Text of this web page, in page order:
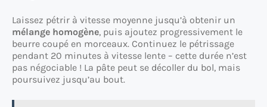
Laissez pétrir à vitesse moyenne jusqu’à obtenir un
mélange homogène, puis ajoutez progressivement le
beurre coupé en morceaux. Continuez le pétrissage
pendant 20 minutes à vitesse lente – cette durée n’est
pas négociable ! La pâte peut se décoller du bol, mais
poursuivez jusqu’au bout.